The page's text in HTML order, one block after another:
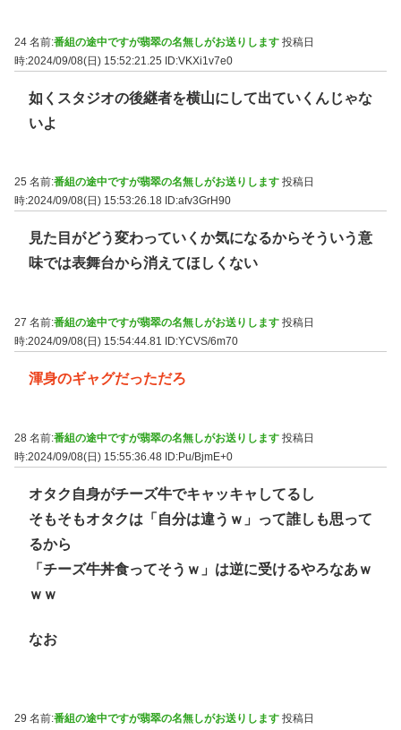
24 名前:番組の途中ですが翡翠の名無しがお送りします 投稿日
時:2024/09/08(日) 15:52:21.25 ID:VKXi1v7e0
如くスタジオの後継者を横山にして出ていくんじゃな
いよ
25 名前:番組の途中ですが翡翠の名無しがお送りします 投稿日
時:2024/09/08(日) 15:53:26.18 ID:afv3GrH90
見た目がどう変わっていくか気になるからそういう意
味では表舞台から消えてほしくない
27 名前:番組の途中ですが翡翠の名無しがお送りします 投稿日
時:2024/09/08(日) 15:54:44.81
ID:YCVS/6m70
渾身のギャグだっただろ
28 名前:番組の途中ですが翡翠の名無しがお送りします 投稿日
時:2024/09/08(日) 15:55:36.48 ID:Pu/BjmE+0
オタク自身がチーズ牛でキャッキャしてるし
そもそもオタクは「自分は違うｗ」って誰しも思って
るから
「チーズ牛丼食ってそうｗ」は逆に受けるやろなあｗ
ｗｗ
なお
29 名前:番組の途中ですが翡翠の名無しがお送りします 投稿日